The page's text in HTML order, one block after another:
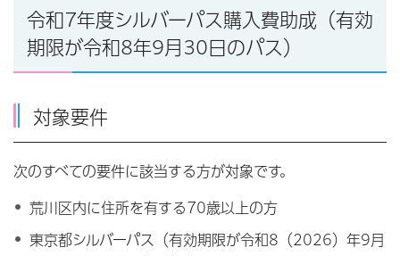
令和7年度シルバーパス購入費助成（有効
期限が令和8年9月30日のパス）
対象要件
次のすべての要件に該当する方が対象です。
荒川区内に住所を有する70歳以上の方
東京都シルバーパス（有効期限が令和8（2026）年9月